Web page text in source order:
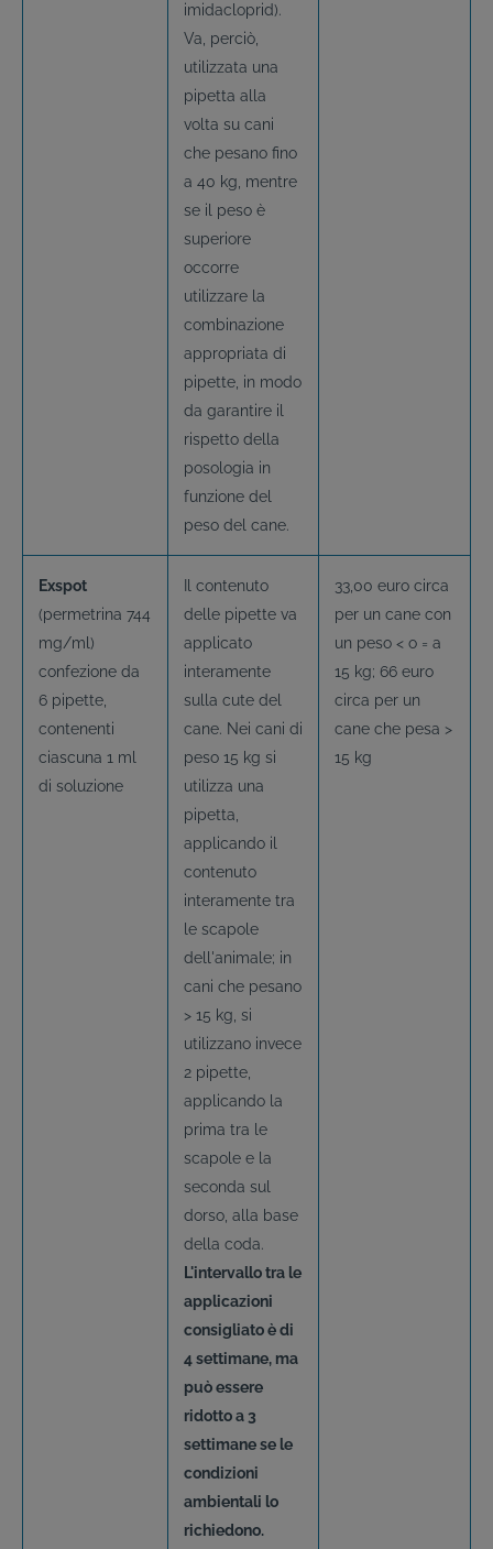
imidacloprid).
Va, perciò,
utilizzata una
pipetta alla
volta su cani
che pesano fino
a 40 kg, mentre
se il peso è
superiore
occorre
utilizzare la
combinazione
appropriata di
pipette, in modo
da garantire il
rispetto della
posologia in
funzione del
peso del cane.
Exspot
(permetrina 744
mg/ml)
confezione da
6 pipette,
contenenti
ciascuna 1 ml
di soluzione
Il contenuto
delle pipette va
applicato
interamente
sulla cute del
cane. Nei cani di
peso 15 kg si
utilizza una
pipetta,
applicando il
contenuto
interamente tra
le scapole
dell'animale; in
cani che pesano
> 15 kg, si
utilizzano invece
2 pipette,
applicando la
prima tra le
scapole e la
seconda sul
dorso, alla base
della coda.
L'intervallo tra le
applicazioni
consigliato è di
4 settimane, ma
può essere
ridotto a 3
settimane se le
condizioni
ambientali lo
richiedono.
33,00 euro circa
per un cane con
un peso < o = a
15 kg; 66 euro
circa per un
cane che pesa >
15 kg